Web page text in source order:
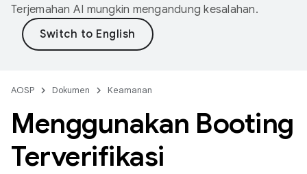
Terjemahan AI mungkin mengandung kesalahan.
AOSP Dokumen Keamanan
Menggunakan Booting
Terverifikasi